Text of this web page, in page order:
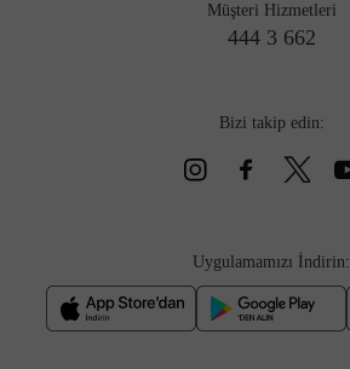
Müşteri Hizmetleri
444 3 662
Bizi takip edin:
Uygulamamızı İndirin: